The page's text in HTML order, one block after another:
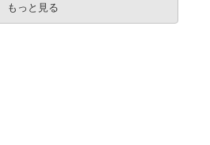
もっと見る